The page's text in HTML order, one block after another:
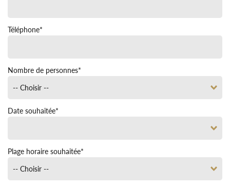
Téléphone*
Nombre de personnes*
Date souhaitée*
Lun Mar
27
Plage horaire souhaitée*